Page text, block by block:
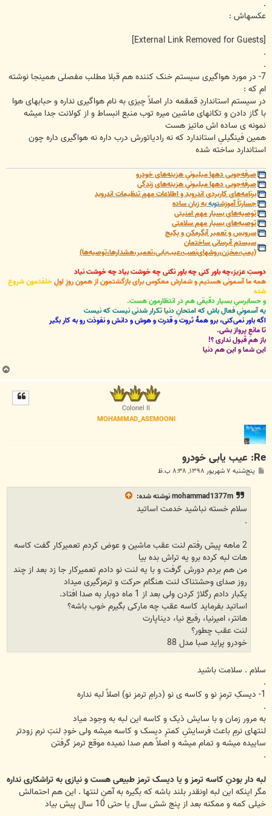
عکسهاش :
7- در مورد هواگیری سیستم خنک کننده هم قبلا مطلب مفصلی همینجا نوشته
ام که :
در سیستم استانداردِ قمقمه دار اصلاً چیزی به نام هواگیری نداره و حبابهای هوا
با گاز دادن و تکانهای ماشین میره توب منبع انبساط و از کولانت جدا میشه
نمونه ی ساده اش ماتیز هست
همین فینگیلیِ استاندارد که نه رادیاتورش درب داره نه هواگیری داره چون
استاندارد ساخته شده
صرفه‌جویی دهها میلیونیِ هزینه‌های خودرو
صرفه‌جویی دهها میلیونیِ هزینه‌های زندگی
برنامه‌های کاربردی اندروید و اطلاعات مهمِ تنظیمات اندروید
جسارتاً آموزشتوبهبه زبان ساده
توصیه‌های بسیار مهم امنیتی
توصیه‌های بسیار مهم سلامتی
سرویس و تعمیر آبگرمکن و پکیج
سیستم آبرسانی ساختمان
(پمپ،مخزن،روشهای‌نصب،عیب‌یابی،تعمیر،هشدارها،توصیه‌ها)
دوستِ عزیز،چه باور کنی چه باور نکنی چه خوشت بیاد چه خوشت نیاد
همه ما آسمونی هستیم و شمارش معکوس برای بازگشتمون از همون روزِ اولِخلقتمون شروع
شده
و حسابرسیِ بسیار دقیقی هم در انتظارمون هست.
یه آسمونیِ فعال باش که امتحانِ دنیا تکرار شدنی نیست که نیست
اگه باور نمی‌کنی، برو همۀ ثروت و قدرت و هوش و دانش و نفوذت رو به کار بگیر
تا مانعِ پرواز بشی.
باز هم قبول نداری ؟!
این شما و این هم دنیا
ب
ا
Colonel II
MOHAMMAD_ASEMOONI
Re: عيب يابی خودرو
پ پنج‌شنبه ۷ شهریور ۱۳۹۸, ۸:۳۸ ب.ظ
mohammad1377mنوشته شده:
سلام خسته نباشید خدمت اساتید
2 ماهه پیش رفتم لنت عقب ماشین و عوض کردم تعمیرکار گفت کاسه
هات لبه کرده برو یه تراش بده بیا
من هم بردم دورش گرفت و با یه لنت نو دادم تعمیرکار جا زد بعد از چند
روز صدای وحشتناک لنت هنگام حرکت و ترمزگیری میداد
یکبار دادم رگلاژ کردن ولی بعد از 1 ماه دوبار به صدا افتاد.
اساتید بفرماید کاسه عقب چه مارکی بگیرم خوب باشه؟
هانتر، امیرنیا، رفیع نیا، دیناپارت
لنت عقب چطور؟
خودرو پراید صبا مدل 88
سلام . سلامت باشید
1- دیسکِ ترمزِ نو و کاسه ی نو (درامِ ترمز نو) اصلاً لبه نداره
به مرور زمان و با سایش ذیک و کاسه این لبه به وجود میاد
لنتهای نرمِ باعث فرسایشِ کمترِ دیسک و کاسه میشه ولی خودِ لنتِ نرم زودتر
ساییده میشه و تمام میشه و اصلاً هم صدا نمیده موقع ترمز گرفتن
لبه دار بودنِ کاسه ترمز و یا دیسک ترمز طبیعی هست و نیازی به تراشکاری نداره
مگر اینکه این لبه اونقدر بلند باشه که بگیره به آهنِ لنتها . این هم احتمالش
خیلی کمه و ممکنه بعد از پنج شش سال یا حتی 10 سال پیش بیاد